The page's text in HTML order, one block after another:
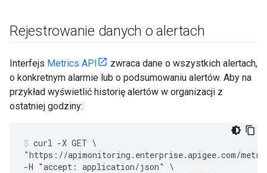
Rejestrowanie danych o alertach
Interfejs Metrics API
zwraca dane o wszystkich alertach,
o konkretnym alarmie lub o podsumowaniu alertów. Aby na
przykład wyświetlić historię alertów w organizacji z
ostatniej godziny:
curl -X GET \
"https://apimonitoring.enterprise.apigee.com/
-H "accept: application/json" \